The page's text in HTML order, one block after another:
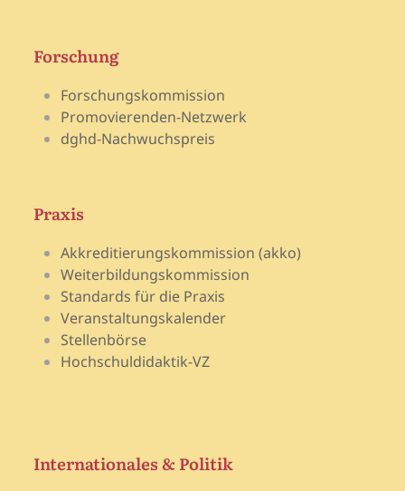
Forschung
Forschungskommission
Promovierenden-Netzwerk
dghd-Nachwuchspreis
Praxis
Akkreditierungskommission (akko)
Weiterbildungskommission
Standards für die Praxis
Veranstaltungskalender
Stellenbörse
Hochschuldidaktik-VZ
Internationales & Politik